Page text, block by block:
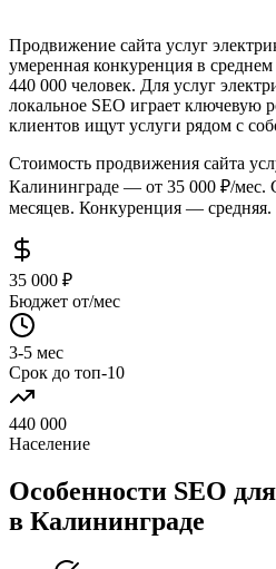
Продвижение сайта услуг
умеренная конкуренция в
440 000 человек. Для услуг
локальное SEO играет
клиентов ищут услуги рядом с
Стоимость продвижения сайта
Калининграде — от 35 000 ₽/
месяцев. Конкуренция — средняя.
35 000 ₽
Бюджет от/мес
3-5 мес
Срок до топ-10
440 000
Население
Особенности SEO
в Калининграде